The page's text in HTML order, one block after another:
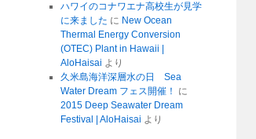
ハワイのコナワエナ高校生が見学
に来ました に New Ocean
Thermal Energy Conversion
(OTEC) Plant in Hawaii |
AloHaisai より
久米島海洋深層水の日 Sea
Water Dream フェス開催！
に
2015 Deep Seawater Dream
Festival | AloHaisai より